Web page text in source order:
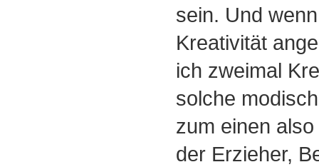
sein. Und
Kreativität
ich zweimal
solche
zum einen
der Erzieher,